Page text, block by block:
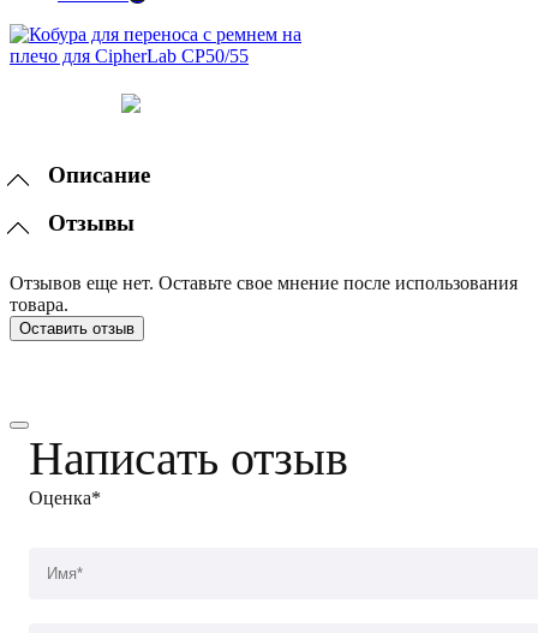
Описание
Отзывы
Отзывов еще нет. Оставьте свое мнение после использования
товара.
Оставить отзыв
Написать отзыв
Оценка*